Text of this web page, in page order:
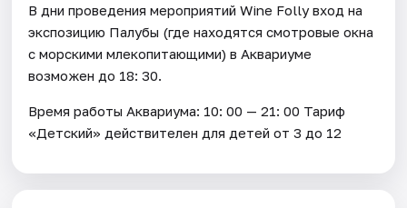
В дни проведения мероприятий Wine Folly вход на
экспозицию Палубы (где находятся смотровые окна
с морскими млекопитающими) в Аквариуме
возможен до 18: 30.
Время работы Аквариума: 10: 00 — 21: 00 Тариф
«Детский» действителен для детей от 3 до 12